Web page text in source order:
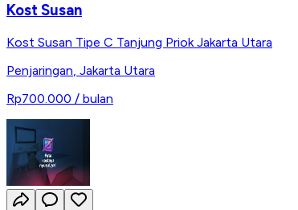
Kost Susan
Kost Susan Tipe C Tanjung Priok Jakarta Utara
Penjaringan, Jakarta Utara
Rp700.000 / bulan